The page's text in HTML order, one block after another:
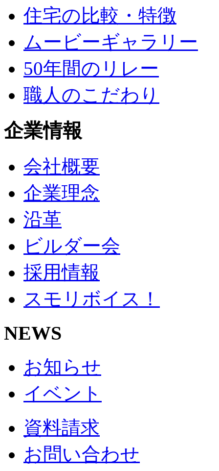
住宅の比較・特徴
ムービーギャラリー
50年間のリレー
職人のこだわり
企業情報
会社概要
企業理念
沿革
ビルダー会
採用情報
スモリボイス！
NEWS
お知らせ
イベント
資料請求
お問い合わせ